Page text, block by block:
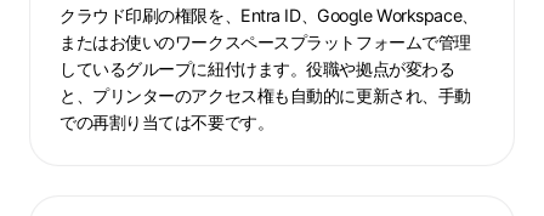
ー
クラウド印刷の権限を、Entra ID、Google Workspace、
またはお使いのワークスペースプラットフォームで管理
しているグループに紐付けます。役職や拠点が変わる
と、プリンターのアクセス権も自動的に更新され、手動
での再割り当ては不要です。
刷
権
限
を
同